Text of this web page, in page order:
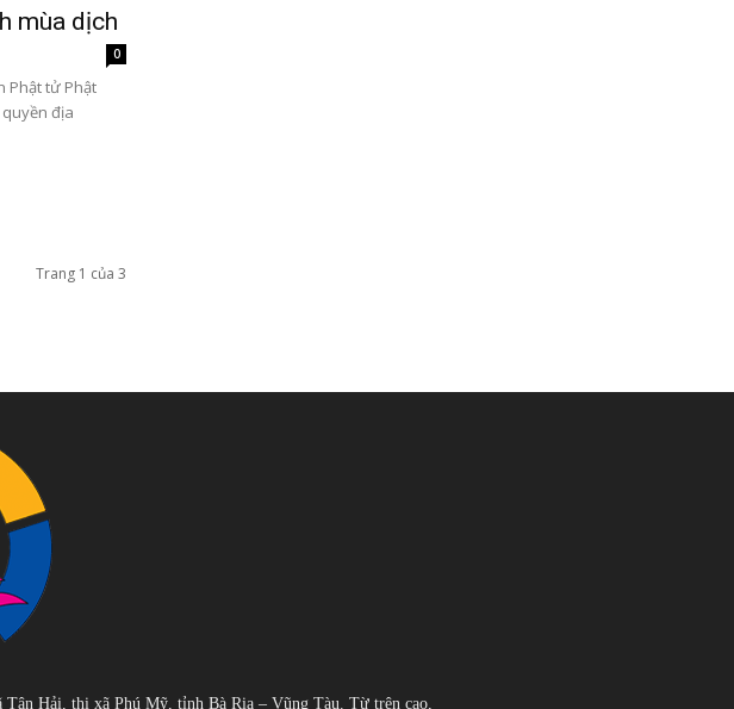
mùa dịch
0
Phật tử Phật
quyền địa
Trang 1 của 3
Hải, thị xã Phú Mỹ, tỉnh Bà Rịa – Vũng Tàu. Từ trên cao,